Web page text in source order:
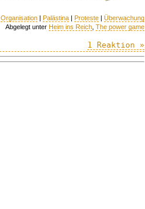
Organisation | Palästina | Proteste | Überwachung
Abgelegt unter Heim ins Reich The power game
1 Reaktion »